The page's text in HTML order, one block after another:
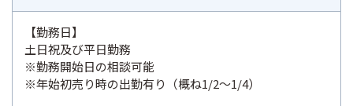
【勤務日】
土日祝及び平日勤務
※勤務開始日の相談可能
※年始初売り時の出勤有り（概ね1/2～1/4）